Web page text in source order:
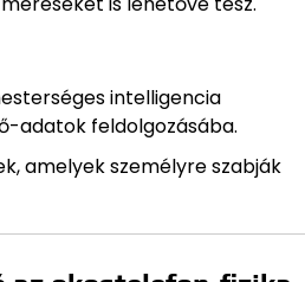
intelligencia
adatok feldolgozásába.
amelyek személyre szabják